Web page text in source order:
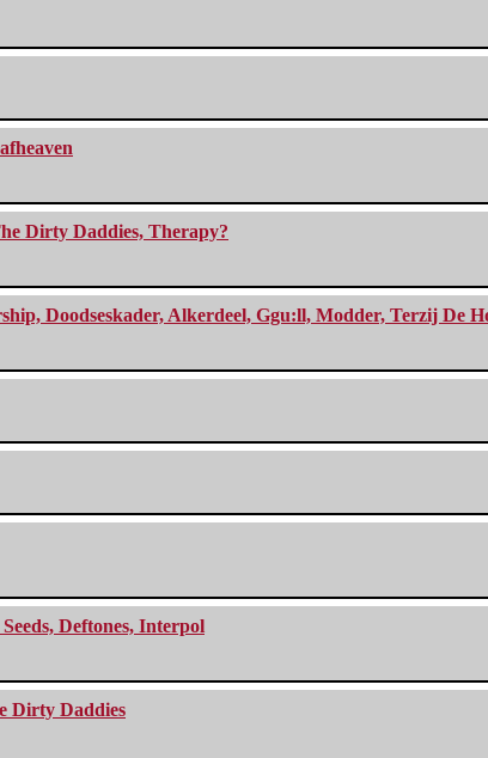
Dirty Daddies, Therapy?
Doodseskader, Alkerdeel, Ggu:ll, Modder, Terzij De
Deftones, Interpol
Dirty Daddies